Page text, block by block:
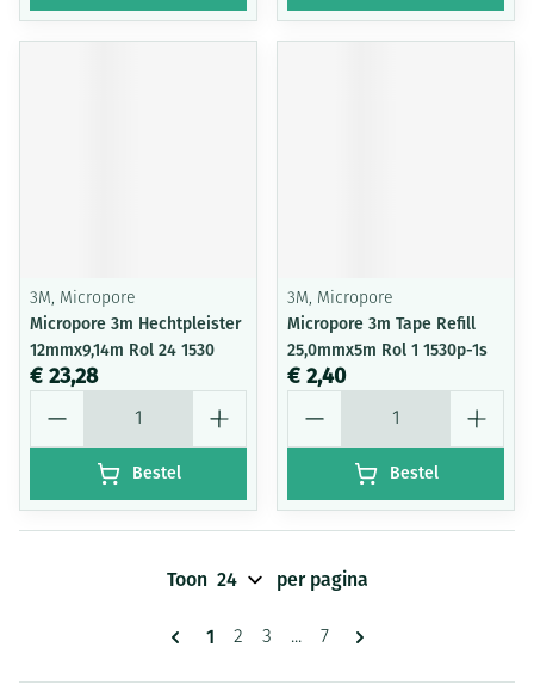
3M, Micropore
Micropore 3m Hechtpleister
12mmx9,14m Rol 24 1530
€ 23,28
Bestel
3M, Micropore
Micropore 3m Tape Refill
25,0mmx5m Rol 1 1530p-1s
€ 2,40
Bestel
Pagina's
U lees momenteel pagina
1 Pagina
2 Pagina
3 ... Pagina
7
Toon per pagina